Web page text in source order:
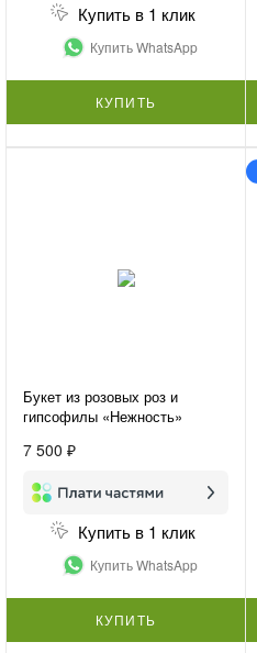
Купить в 1 клик
Купить WhatsApp
КУПИТЬ
Букет из розовых роз и
гипсофилы «Нежность»
7 500 ₽
Купить в 1 клик
Купить WhatsApp
КУПИТЬ